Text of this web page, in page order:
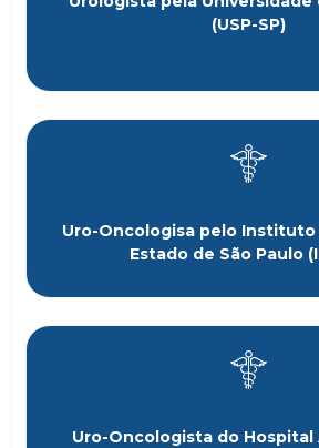
(USP-SP)
Uro-Oncologisa pelo Instituto
Estado de São Paulo
Uro-Oncologista do Hospital